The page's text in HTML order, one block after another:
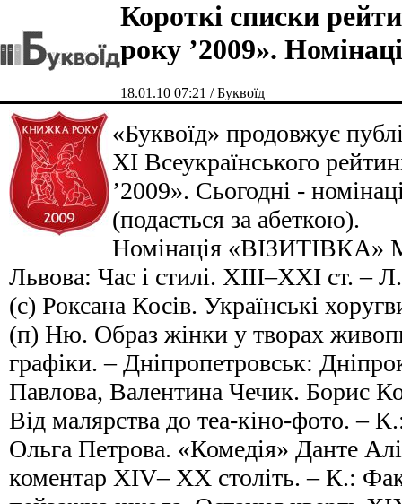
Короткі списки
року ’2009».
18.01.10 07:21 / Буквоїд
«Буквоїд» продовжує
XІ Всеукраїнського
’2009». Сьогодні -
(подається за абеткою).
Номінація «ВІЗИТІВКА»
Львова: Час і стилі. ХІІІ–ХХІ ст. –
(с) Роксана Косів. Українські
(п) Ню. Образ жінки у творах
графіки. – Дніпропетровськ:
Павлова, Валентина Чечик. Борис
Від малярства до теа-кіно-фото. –
Ольга Петрова. «Комедія» Данте
коментар XIV– ХХ століть. – К.: